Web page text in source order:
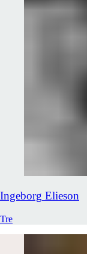
Ingeborg Elieson
Tre